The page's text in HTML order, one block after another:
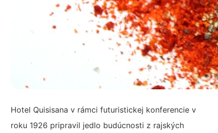
Hotel Quisisana v rámci futuristickej konferencie v
roku 1926 pripravil jedlo budúcnosti z rajských